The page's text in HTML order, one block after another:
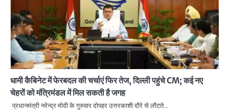
धामी कैबिनेट में फेरबदल की चर्चाएं फिर तेज, दिल्ली पहुंचे CM; कई नए
चेहरों को मंत्रिमंडल में मिल सकती है जगह
प्रधानमंत्री नरेन्द्र मोदी के गुरुवार दोपहर उत्तरकाशी दौरे से लौटते…